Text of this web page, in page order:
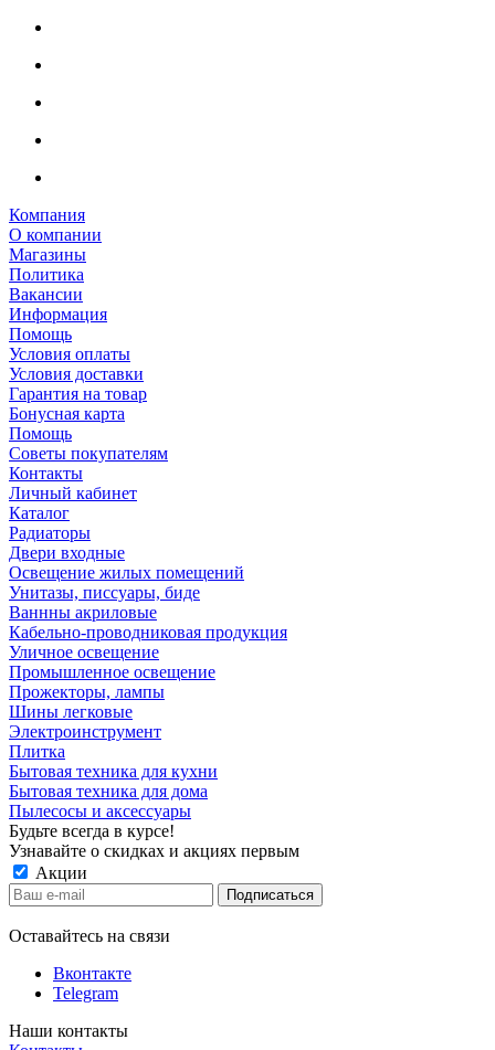
Компания
О компании
Магазины
Политика
Вакансии
Информация
Помощь
Условия оплаты
Условия доставки
Гарантия на товар
Бонусная карта
Помощь
Советы покупателям
Контакты
Личный кабинет
Каталог
Радиаторы
Двери входные
Освещение жилых помещений
Унитазы, писсуары, биде
Ваннны акриловые
Кабельно-проводниковая продукция
Уличное освещение
Промышленное освещение
Прожекторы, лампы
Шины легковые
Электроинструмент
Плитка
Бытовая техника для кухни
Бытовая техника для дома
Пылесосы и аксессуары
Будьте всегда в курсе!
Узнавайте о скидках и акциях первым
Акции
Оставайтесь на связи
Вконтакте
Telegram
Наши контакты